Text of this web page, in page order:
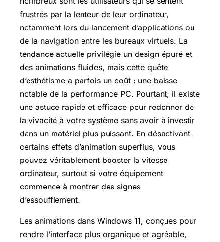
frustrés par la lenteur de leur ordinateur,
notamment lors du lancement d’applications ou
de la navigation entre les bureaux virtuels. La
tendance actuelle privilégie un design épuré et
des animations fluides, mais cette quête
d’esthétisme a parfois un coût : une baisse
notable de la performance PC. Pourtant, il existe
une astuce rapide et efficace pour redonner de
la vivacité à votre système sans avoir à investir
dans un matériel plus puissant. En désactivant
certains effets d’animation superflus, vous
pouvez véritablement booster la vitesse
ordinateur, surtout si votre équipement
commence à montrer des signes
d’essoufflement.
Les animations dans Windows 11, conçues pour
rendre l’interface plus organique et agréable,